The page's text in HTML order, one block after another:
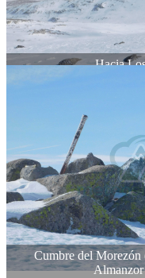
Hacia
Cumbre del